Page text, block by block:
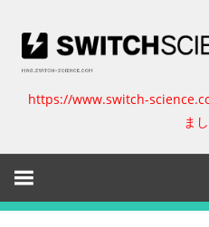
ッ
https://www.switch-
ま